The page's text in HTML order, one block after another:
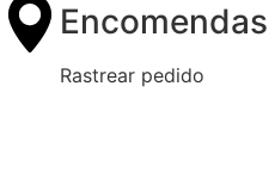
Encomendas
Rastrear pedido